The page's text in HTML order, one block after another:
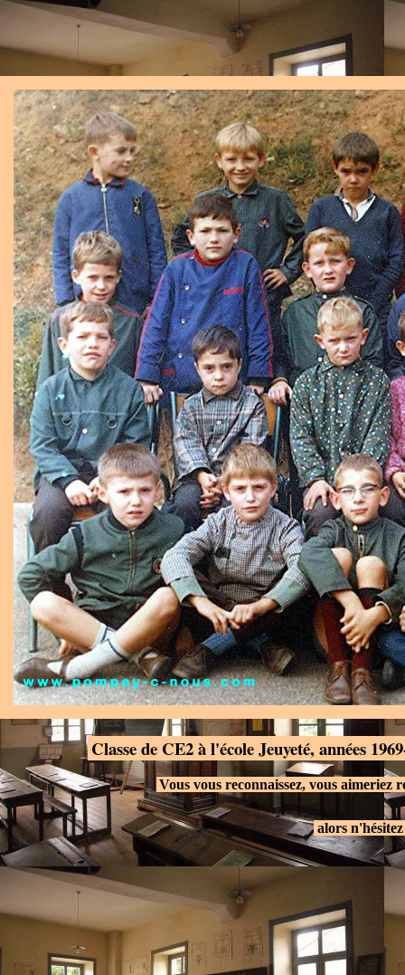
.Classe de CE2 à l'école Jeuyeté, années
.Vous vous reconnaissez, vous
alors